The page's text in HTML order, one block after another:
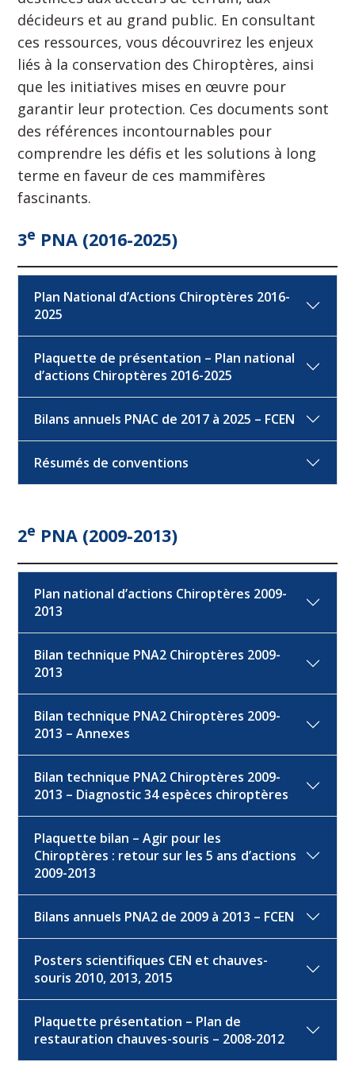
décideurs et au grand public. En consultant
ces ressources, vous découvrirez les enjeux
liés à la conservation des Chiroptères, ainsi
que les initiatives mises en œuvre pour
garantir leur protection. Ces documents sont
des références incontournables pour
comprendre les défis et les solutions à long
terme en faveur de ces mammifères
fascinants.
3e PNA (2016-2025)
Plan National d’Actions Chiroptères 2016-
2025
Plaquette de présentation – Plan national
d’actions Chiroptères 2016-2025
Bilans annuels PNAC de 2017 à 2025 – FCEN
Résumés de conventions
2e PNA (2009-2013)
Plan national d’actions Chiroptères 2009-
2013
Bilan technique PNA2 Chiroptères 2009-
2013
Bilan technique PNA2 Chiroptères 2009-
2013 – Annexes
Bilan technique PNA2 Chiroptères 2009-
2013 – Diagnostic 34 espèces chiroptères
Plaquette bilan – Agir pour les
Chiroptères : retour sur les 5 ans d’actions
2009-2013
Bilans annuels PNA2 de 2009 à 2013 – FCEN
Posters scientifiques CEN et chauves-
souris 2010, 2013, 2015
Plaquette présentation – Plan de
restauration chauves-souris – 2008-2012